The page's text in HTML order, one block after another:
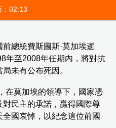
：02:13
總統費斯圖斯·莫加埃逝
年至2008年任期內，將對抗
未有公布死因。
在莫加埃的領導下，國家憑
民主的承諾，贏得國際尊
國哀悼，以紀念這位前國